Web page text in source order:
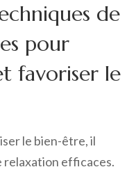
de
pour
favoriser le
le bien-être, il
relaxation efficaces.